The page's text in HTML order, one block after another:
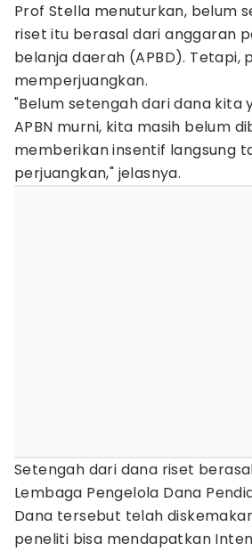
Prof Stella menuturkan, belum
riset itu berasal dari anggaran
belanja daerah (APBD). Tetapi,
memperjuangkan.
"Belum setengah dari dana kita
APBN murni, kita masih belum
memberikan insentif langsung
perjuangkan," jelasnya.
Setengah dari dana riset
Lembaga Pengelola Dana
Dana tersebut telah
peneliti bisa mendapatkan